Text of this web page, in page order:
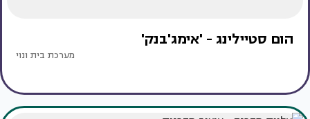
הום סטיילינג - 'אימג'בנק'
מערכת בית ונוי